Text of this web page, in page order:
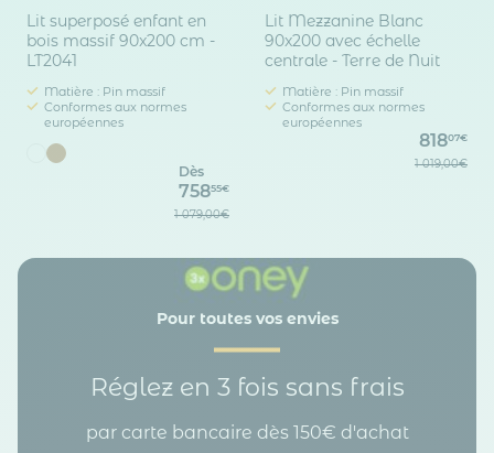
Lit superposé enfant en
bois massif 90x200 cm -
LT2041
Matière : Pin massif
Conformes aux normes
européennes
Dès
75855€
1 079,00€
Lit Mezzanine Blanc
90x200 avec échelle
centrale - Terre de Nuit
Matière : Pin massif
Conformes aux normes
européennes
81807€
1 019,00€
Pour toutes vos envies
Réglez en 3 fois sans frais
par carte bancaire dès 150€ d'achat